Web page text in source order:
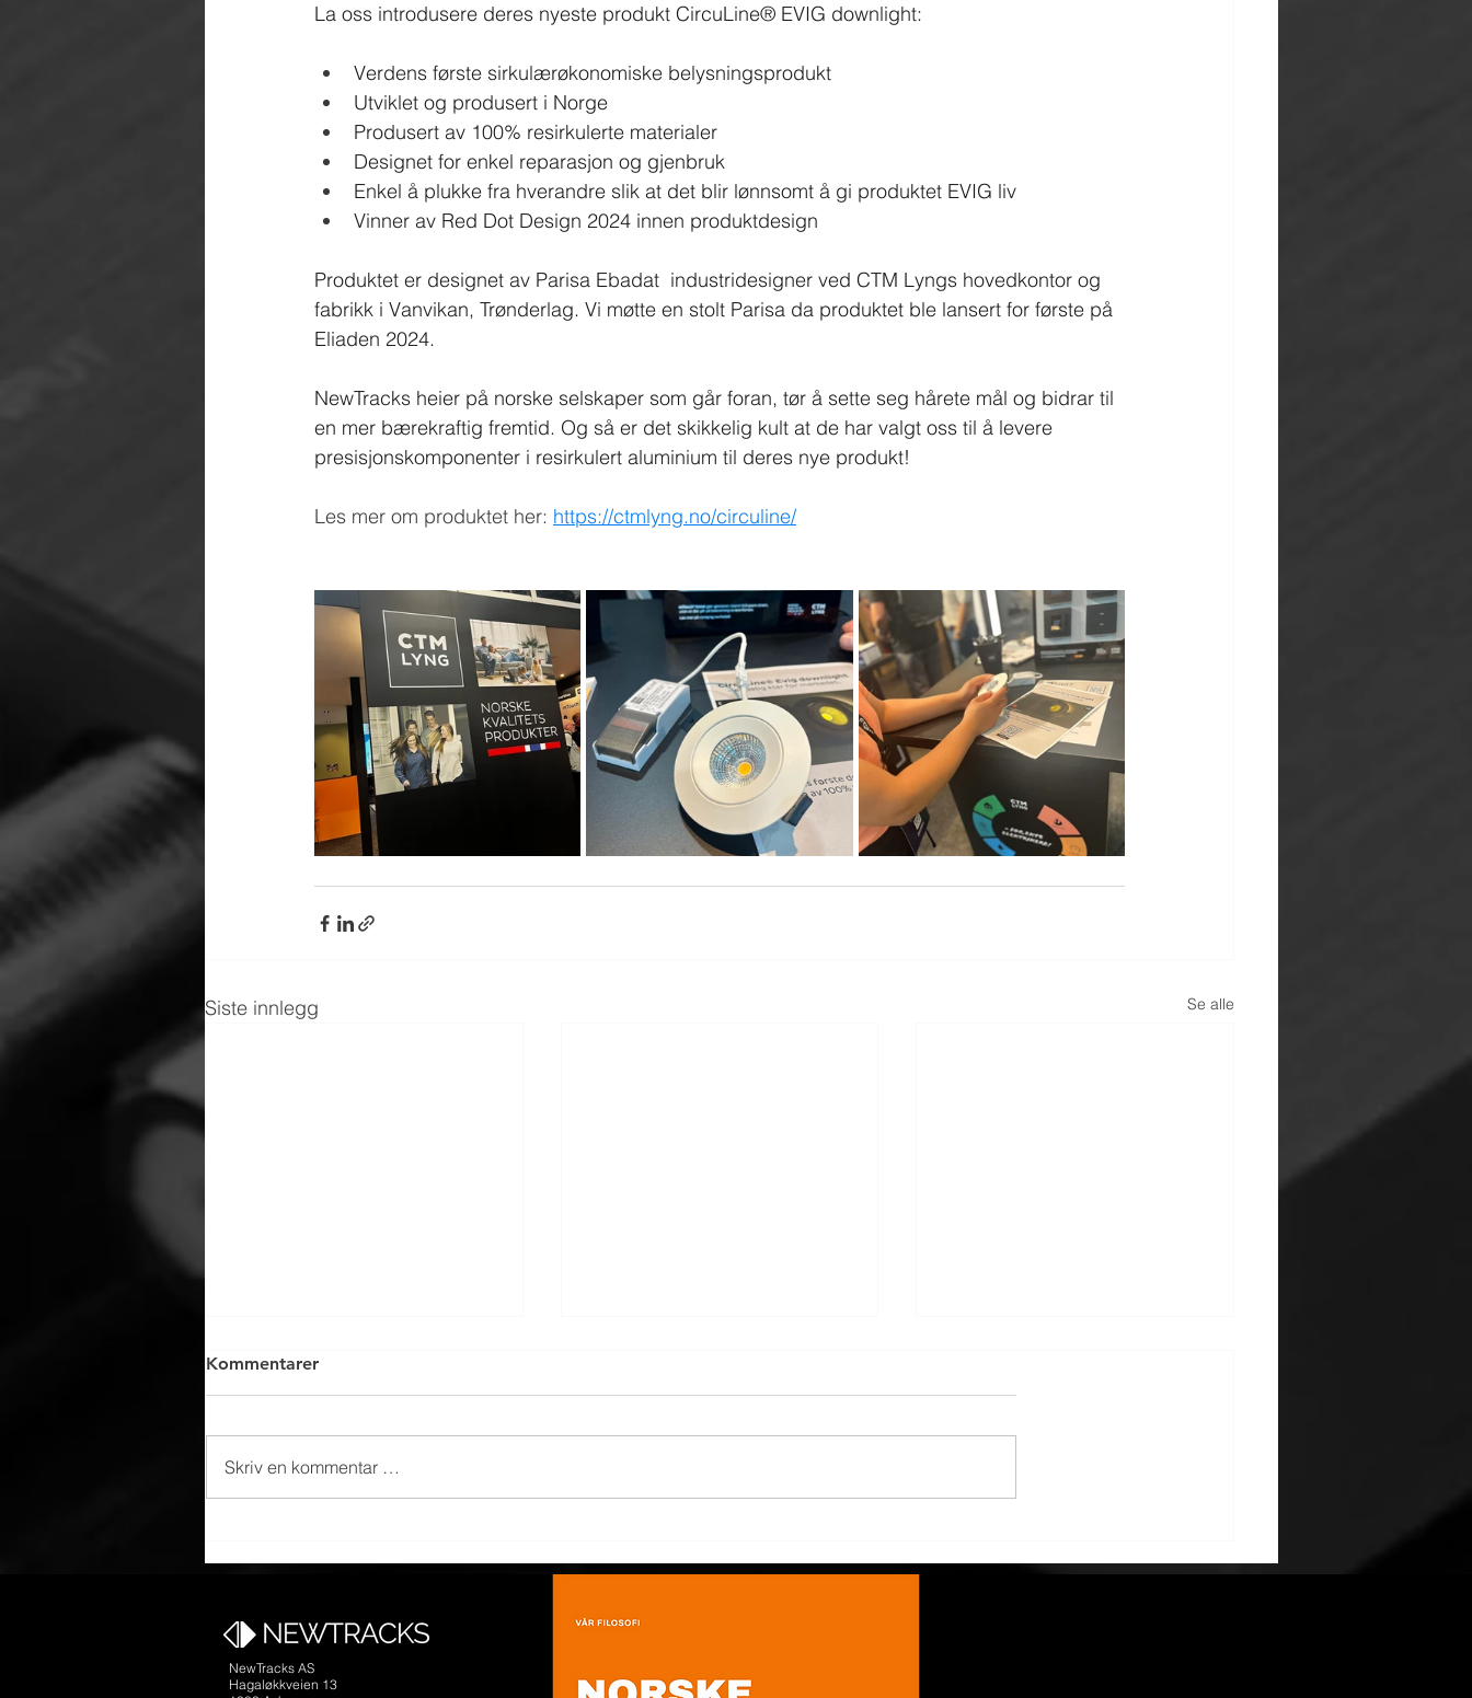
La oss introdusere deres nyeste produkt CircuLine® EVIG downlight:
Verdens første sirkulærøkonomiske belysningsprodukt
Utviklet og produsert i Norge
Produsert av 100% resirkulerte materialer
Designet for enkel reparasjon og gjenbruk
Enkel å plukke fra hverandre slik at det blir lønnsomt å gi produktet EVIG liv
Vinner av Red Dot Design 2024 innen produktdesign
Produktet er designet av Parisa Ebadat industridesigner ved CTM Lyngs hovedkontor og
fabrikk i Vanvikan, Trønderlag. Vi møtte en stolt Parisa da produktet ble lansert for første på
Eliaden 2024.
NewTracks heier på norske selskaper som går foran, tør å sette seg hårete mål og bidrar til
en mer bærekraftig fremtid. Og så er det skikkelig kult at de har valgt oss til å levere
presisjonskomponenter i resirkulert aluminium til deres nye produkt!
Les mer om produktet her: https://ctmlyng.no/circuline/
Siste innlegg Se alle
suksess
planlegge i tide
standarden
Kommentarer
Skriv en kommentar …
NewTracks AS
Hagaløkkveien 13